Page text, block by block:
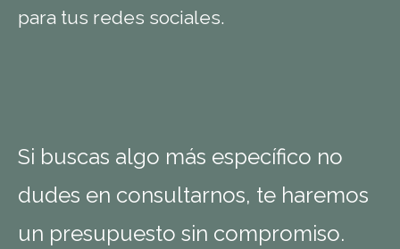
para tus redes sociales.
Si buscas algo más específico no
dudes en consultarnos, te haremos
un presupuesto sin compromiso.